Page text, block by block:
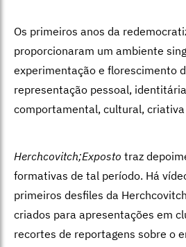
Os primeiros anos da
proporcionaram um ambiente
experimentação e florescimento
representação pessoal,
comportamental, cultural,
Herchcovitch;Exposto traz
formativas de tal período. Há
primeiros desfiles da
criados para apresentações em
recortes de reportagens sobre o